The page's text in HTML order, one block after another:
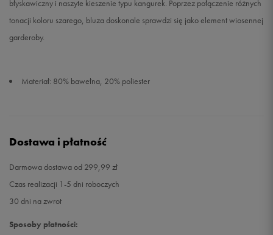
błyskawiczny i naszyte kieszenie typu kangurek. Poprzez połączenie różnych
tonacji koloru szarego, bluza doskonale sprawdzi się jako element wiosennej
garderoby.
Materiał: 80% bawełna, 20% poliester
Dostawa i płatność
Darmowa dostawa od 299,99 zł
Czas realizacji 1-5 dni roboczych
30 dni na zwrot
Sposoby płatności: